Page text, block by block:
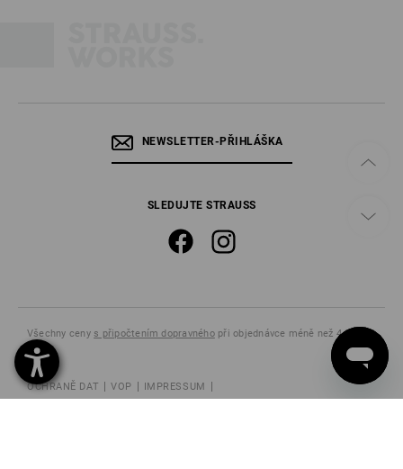
NEWSLETTER-PŘIHLÁŠKA
SLEDUJTE STRAUSS
Všechny ceny s připočtením dopravnéhopři objednávce méně než 4 840,00
Kč.
OCHRANĚ DAT VOP
IMPRESSUM